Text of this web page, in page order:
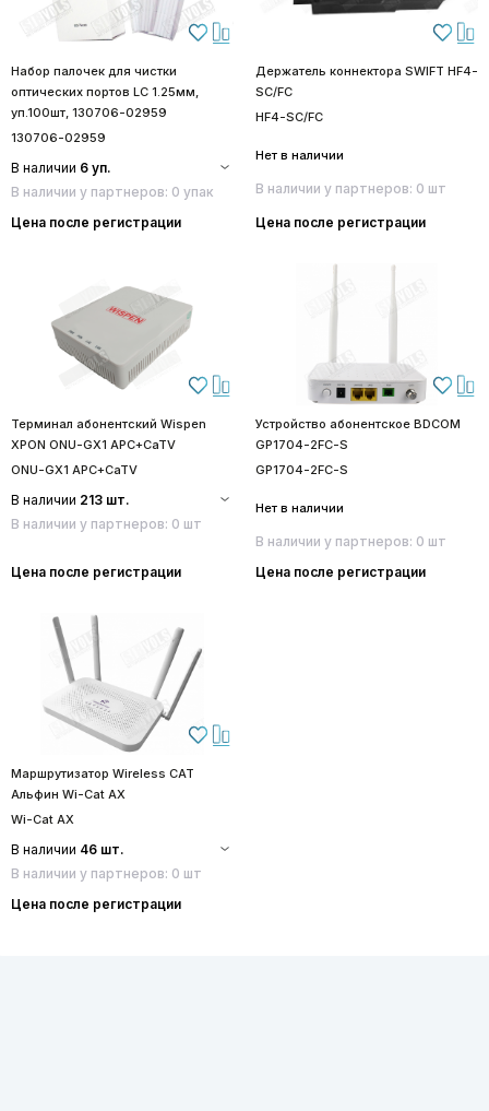
Набор палочек для чистки
оптических портов LC 1.25мм,
уп.100шт, 130706-02959
130706-02959
В наличии 6 уп.
В наличии у партнеров: 0 упак
Цена после регистрации
Держатель коннектора SWIFT HF4-
SC/FC
HF4-SC/FC
Нет в наличии
В наличии у партнеров: 0 шт
Цена после регистрации
Терминал абонентский Wispen
XPON ONU-GX1 APC+CaTV
ONU-GX1 APC+CaTV
В наличии 213 шт.
В наличии у партнеров: 0 шт
Цена после регистрации
Устройство абонентское BDCOM
GP1704-2FC-S
GP1704-2FC-S
Нет в наличии
В наличии у партнеров: 0 шт
Цена после регистрации
Маршрутизатор Wireless CAT
Альфин Wi-Cat AX
Wi-Cat AX
В наличии 46 шт.
В наличии у партнеров: 0 шт
Цена после регистрации